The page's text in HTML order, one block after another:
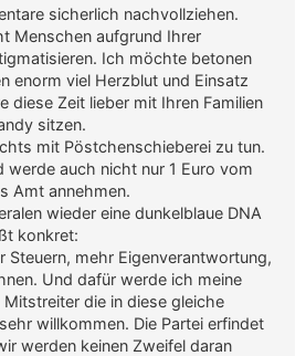
sicherlich nachvollziehen.
Menschen aufgrund Ihrer
Ich möchte betonen
enorm viel Herzblut und Einsatz
diese Zeit lieber mit Ihren Familien
sitzen.
mit Pöstchenschieberei zu tun.
werde auch nicht nur 1 Euro vom
Amt annehmen.
wieder eine dunkelblaue DNA
konkret:
Steuern, mehr Eigenverantwortung,
Und dafür werde ich meine
die in diese gleiche
willkommen. Die Partei erfindet
werden keinen Zweifel daran